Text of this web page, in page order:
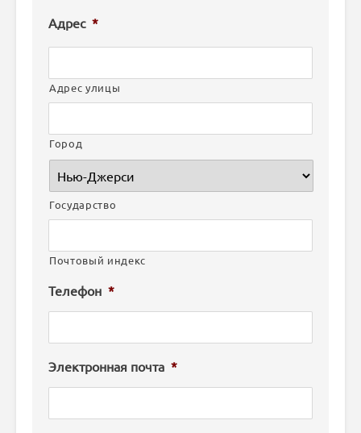
Адрес *
Адрес улицы
Город
Государство
Почтовый индекс
Телефон *
Электронная почта *